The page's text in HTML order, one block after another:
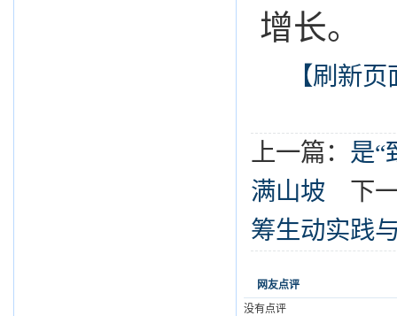
增长。
【刷新
上一篇： 是“
满山坡 下
筹生动实践
网友点评
没有点评